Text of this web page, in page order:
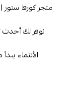
متجر كورفا
نوفر لك أحدث
الأنتماء